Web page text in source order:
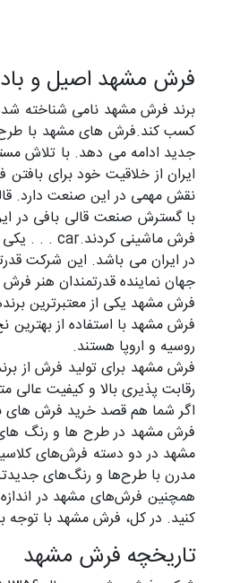
فرش مشهد اصیل و
برند فرش مشهد نامی شناخته
کسب کند.فرش های مشهد با طرح
جدید ادامه می دهد. با تلاش
ایران از خلاقیت خود برای
نقش مهمی در این صنعت دارد. قالی بافی در شهر مشهد قدمتی 500 ساله دارد و
با گسترش صنعت قالی بافی در
در ایران می باشد. این شرکت
جهان نماینده قدرتمندان هنر
فرش مشهد یکی از معتبرترین
فرش مشهد با استفاده از
روسیه و اروپا هستند.
فرش مشهد برای تولید فرش از
رقابت پذیری بالا و کیفیت عالی
اگر شما هم قصد خرید فرش های
فرش مشهد در طرح ها و رنگ های
مشهد در دو دسته فرش‌های
مدرن با طرح‌ها و رنگ‌های
همچنین فرش‌های مشهد در
کنید. در کل، فرش مشهد با توجه
تاریخچه فرش مشهد